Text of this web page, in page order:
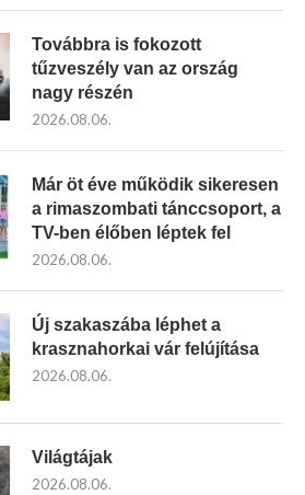
Továbbra is fokozott
tűzveszély van az ország
nagy részén
2026.08.06.
Már öt éve működik sikeresen
a rimaszombati tánccsoport, a
TV-ben élőben léptek fel
2026.08.06.
Új szakaszába léphet a
krasznahorkai vár felújítása
2026.08.06.
Világtájak
2026.08.06.